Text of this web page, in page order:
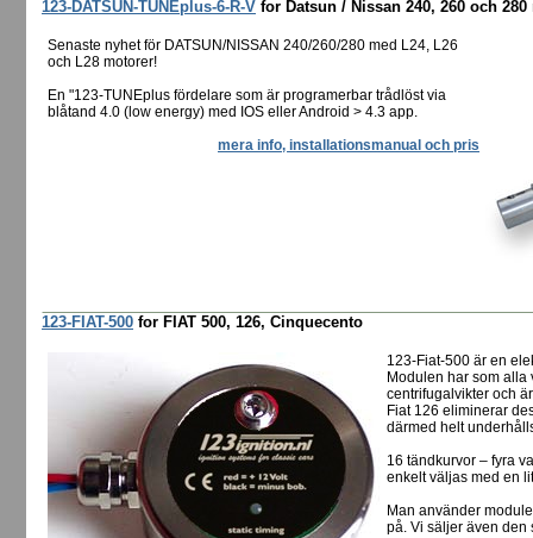
123-DATSUN-TUNEplus-6-R-V for Datsun / Nissan 240, 260 och
Senaste nyhet för DATSUN/NISSAN 240/260/280 med L24, L26
och L28 motorer!
En "123-TUNEplus fördelare som är programerbar trådlöst via
blåtand 4.0 (low energy) med IOS eller Android > 4.3 app.
mera info, installationsmanual och pris
123-FIAT-500 for FIAT 500, 126, Cinquecento
123-Fiat-500 är en
Modulen har som
centrifugalvikter och
Fiat 126 eliminerar
därmed helt
16 tändkurvor – fyra
enkelt väljas med en
Man använder
på. Vi säljer även